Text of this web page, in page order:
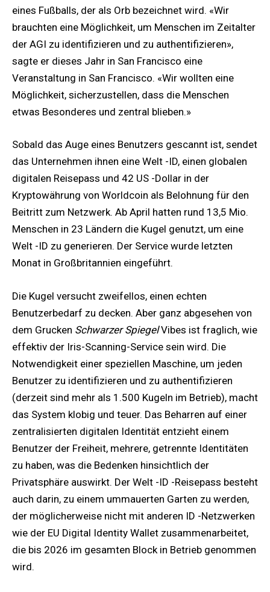
eines Fußballs, der als Orb bezeichnet wird. «Wir
brauchten eine Möglichkeit, um Menschen im Zeitalter
der AGI zu identifizieren und zu authentifizieren»,
sagte er dieses Jahr in San Francisco eine
Veranstaltung in San Francisco. «Wir wollten eine
Möglichkeit, sicherzustellen, dass die Menschen
etwas Besonderes und zentral blieben.»
Sobald das Auge eines Benutzers gescannt ist, sendet
das Unternehmen ihnen eine Welt -ID, einen globalen
digitalen Reisepass und 42 US -Dollar in der
Kryptowährung von Worldcoin als Belohnung für den
Beitritt zum Netzwerk. Ab April hatten rund 13,5 Mio.
Menschen in 23 Ländern die Kugel genutzt, um eine
Welt -ID zu generieren. Der Service wurde letzten
Monat in Großbritannien eingeführt.
Die Kugel versucht zweifellos, einen echten
Benutzerbedarf zu decken. Aber ganz abgesehen von
dem Grucken Schwarzer SpiegelVibes ist fraglich, wie
effektiv der Iris-Scanning-Service sein wird. Die
Notwendigkeit einer speziellen Maschine, um jeden
Benutzer zu identifizieren und zu authentifizieren
(derzeit sind mehr als 1.500 Kugeln im Betrieb), macht
das System klobig und teuer. Das Beharren auf einer
zentralisierten digitalen Identität entzieht einem
Benutzer der Freiheit, mehrere, getrennte Identitäten
zu haben, was die Bedenken hinsichtlich der
Privatsphäre auswirkt. Der Welt -ID -Reisepass besteht
auch darin, zu einem ummauerten Garten zu werden,
der möglicherweise nicht mit anderen ID -Netzwerken
wie der EU Digital Identity Wallet zusammenarbeitet,
die bis 2026 im gesamten Block in Betrieb genommen
wird.